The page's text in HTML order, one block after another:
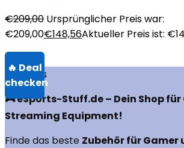
€209,00 Ursprünglicher Preis war:
€209,00€148,56Aktueller Preis ist:
Über uns
🎮 eSports-Stuff.de – Dein Shop
Streaming Equipment!
Finde das beste Zubehör für Gamer